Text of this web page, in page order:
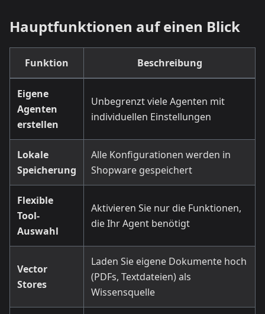
Hauptfunktionen auf einen Blick
Funktion Beschreibung
Eigene
Agenten
erstellen
Unbegrenzt viele Agenten mit
individuellen Einstellungen
Lokale
Speicherung
Alle Konfigurationen werden in
Shopware gespeichert
Flexible
Tool-
Auswahl
Aktivieren Sie nur die Funktionen,
die Ihr Agent benötigt
Vector
Stores
Laden Sie eigene Dokumente hoch
(PDFs, Textdateien) als
Wissensquelle